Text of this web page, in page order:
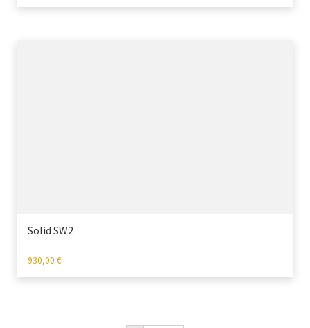
Solid SW2
930,00 €